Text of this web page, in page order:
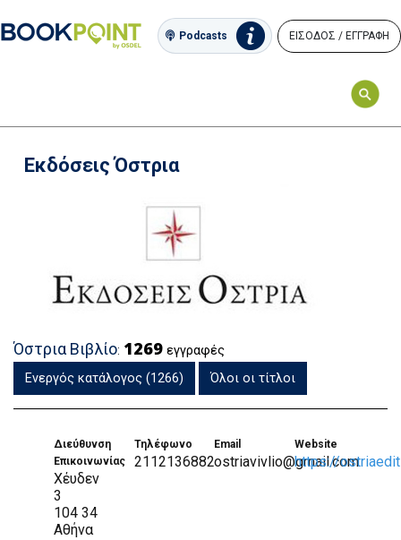
Podcasts ΕΙΣΟΔΟΣ / ΕΓΓΡΑΦΗ
Εκδόσεις Όστρια
Όστρια Βιβλίο: 1269 εγγραφές
Ενεργός κατάλογος (1266)
Όλοι οι τίτλοι
Διεύθυνση
Επικοινωνίας
Xέυδεν
3
104 34
Αθήνα
Τηλέφωνο
2112136882
Email
ostriavivlio@gmail.com
Website
https://